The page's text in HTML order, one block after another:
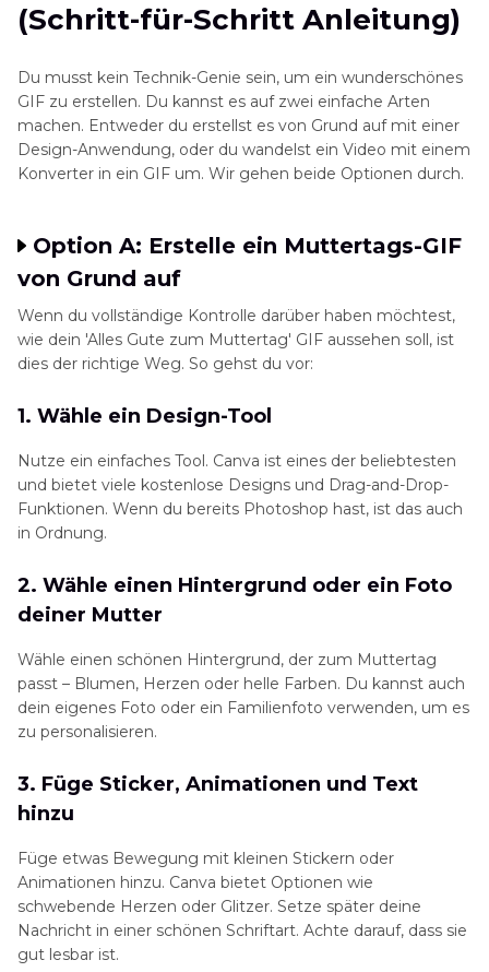
(Schritt-für-Schritt Anleitung)
Du musst kein Technik-Genie sein, um ein wunderschönes
GIF zu erstellen. Du kannst es auf zwei einfache Arten
machen. Entweder du erstellst es von Grund auf mit einer
Design-Anwendung, oder du wandelst ein Video mit einem
Konverter in ein GIF um. Wir gehen beide Optionen durch.
Option A: Erstelle ein Muttertags-GIF
von Grund auf
Wenn du vollständige Kontrolle darüber haben möchtest,
wie dein 'Alles Gute zum Muttertag' GIF aussehen soll, ist
dies der richtige Weg. So gehst du vor:
1. Wähle ein Design-Tool
Nutze ein einfaches Tool. Canva ist eines der beliebtesten
und bietet viele kostenlose Designs und Drag-and-Drop-
Funktionen. Wenn du bereits Photoshop hast, ist das auch
in Ordnung.
2. Wähle einen Hintergrund oder ein Foto
deiner Mutter
Wähle einen schönen Hintergrund, der zum Muttertag
passt – Blumen, Herzen oder helle Farben. Du kannst auch
dein eigenes Foto oder ein Familienfoto verwenden, um es
zu personalisieren.
3. Füge Sticker, Animationen und Text
hinzu
Füge etwas Bewegung mit kleinen Stickern oder
Animationen hinzu. Canva bietet Optionen wie
schwebende Herzen oder Glitzer. Setze später deine
Nachricht in einer schönen Schriftart. Achte darauf, dass sie
gut lesbar ist.